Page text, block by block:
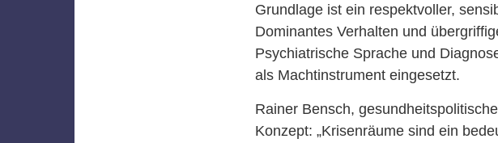
Grundlage ist ein respektvoller,
Dominantes Verhalten und
Psychiatrische Sprache und
als Machtinstrument eingesetzt.
Rainer Bensch,
Konzept: „Krisenräume sind ein